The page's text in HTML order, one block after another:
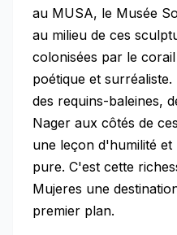
au MUSA, le Musée
au milieu de ces
colonisées par le
poétique et
des requins-baleines,
Nager aux côtés de
une leçon d'humilité
pure. C'est cette
Mujeres une
premier plan.